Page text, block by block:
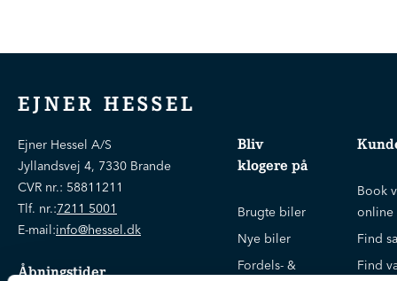
EJNER HESSEL
Ejner Hessel A/S
Jyllandsvej 4, 7330 Brande
CVR nr.: 58811211
Tlf. nr.:7211 5001
E-mail:info@hessel.dk
Åbningstider
Bliv
klogere på
Brugte biler
Nye biler
Fordels- &
Book
online
Find
Find